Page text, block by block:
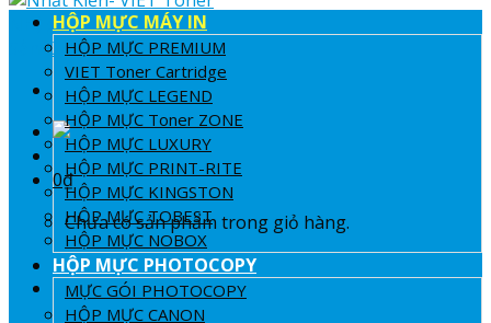
0₫
Chưa có sản phẩm trong giỏ hàng.
Giỏ hàng
HỘP MỰC MÁY IN
HỘP MỰC PREMIUM
VIET Toner Cartridge
HỘP MỰC LEGEND
HỘP MỰC Toner ZONE
HỘP MỰC LUXURY
HỘP MỰC PRINT-RITE
HỘP MỰC KINGSTON
HỘP MỰC TOBEST
HỘP MỰC NOBOX
HỘP MỰC PHOTOCOPY
MỰC GÓI PHOTOCOPY
HỘP MỰC CANON